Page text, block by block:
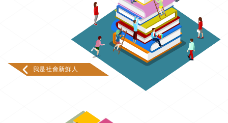
我是社會新鮮人